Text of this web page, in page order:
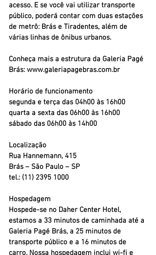
acesso. E se você vai utilizar transporte
público, poderá contar com duas estações
de metrô: Brás e Tiradentes, além de
várias linhas de ônibus urbanos.
Conheça mais a estrutura da Galeria Pagé
Brás: www.galeriapagebras.com.br
Horário de funcionamento
segunda e terça das 04h00 às 16h00
quarta a sexta das 06h00 às 16h00
sábado das 06h00 às 14h00
Localização
Rua Hannemann, 415
Brás – São Paulo – SP
tel.: (11) 2395 1000
Hospedagem
Hospede-se no Daher Center Hotel,
estamos a 33 minutos de caminhada até a
Galeria Pagé Brás, a 25 minutos de
transporte público e a 16 minutos de
carro. Nossa hospedagem inclui wi-fi e